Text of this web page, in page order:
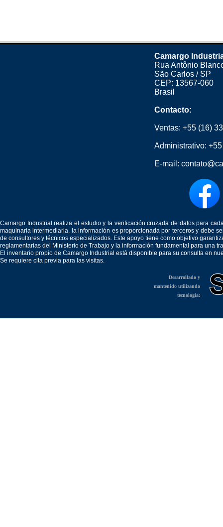
Camargo
Rua Antônio
São Carlos / SP
CEP: 13567-060
Brasil
Contacto:
Ventas: +55 (16)
Administrativo:
E-mail:
Camargo Industrial realiza el estudio y la verificación cruzada de datos para
maquinaria intermediaria, la información es proporcionada por terceros y debe
de consultores y técnicos especializados. Este apoyo tiene como objetivo
reglamentarias del Ministerio de Trabajo y la información fundamental para una
El inventario propio de Camargo Industrial está disponible para su consulta en
Se requiere cita previa para las visitas.
Desarrollado y
mantenido utilizando
tecnología: